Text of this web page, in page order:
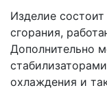
Изделие состоит
сгорания,
Дополнительно
охлаждения и